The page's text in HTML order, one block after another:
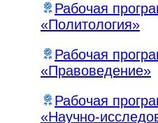
Рабочая
«Политология»
Рабочая
«Правоведение»
Рабочая
«Научно-